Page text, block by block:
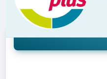
Ausbildung/